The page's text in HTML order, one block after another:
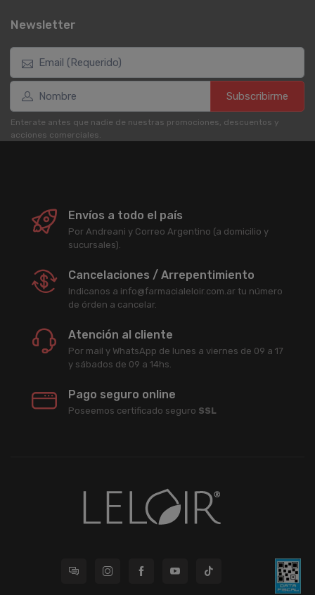
Newsletter
Subscribirme
Enterate antes que nadie de nuestras promociones, descuentos y
acciones comerciales.
Envíos a todo el país
Por Andreani y Correo Argentino (a domicilio y
sucursales).
Cancelaciones / Arrepentimiento
Indicanos a info@farmacialeloir.com.ar tu número
de órden a cancelar.
Atención al cliente
Por mail y WhatsApp de lunes a viernes de 09 a 17
y sábados de 09 a 14hs.
Pago seguro online
Poseemos certificado seguro SSL